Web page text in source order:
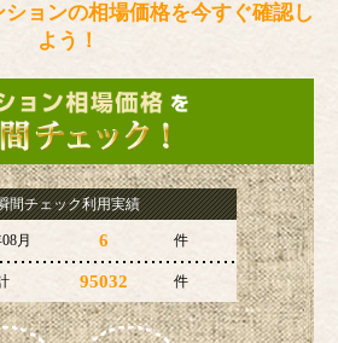
ョンの相場価格を今すぐ確認し
よう！
間チェック利用実績
月 6 件
95032 件